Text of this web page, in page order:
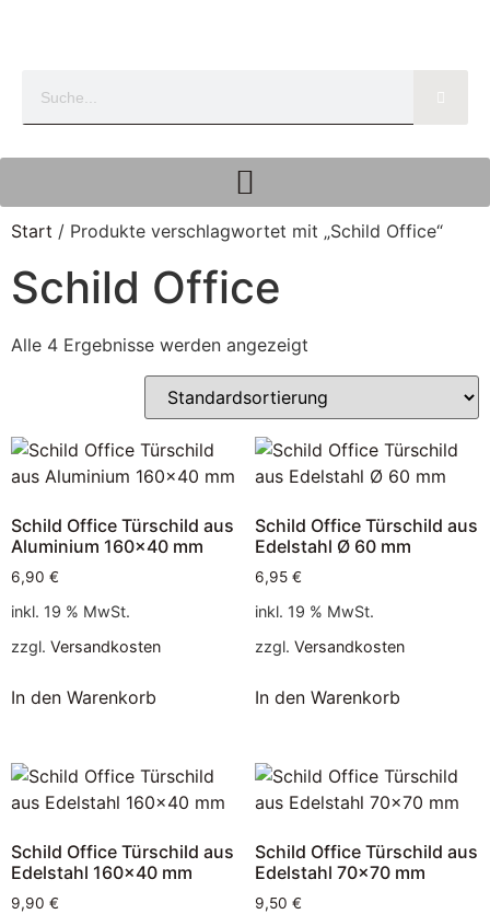
Start / Produkte verschlagwortet mit „Schild Office“
Schild Office
Alle 4 Ergebnisse werden angezeigt
Schild Office Türschild aus
Aluminium 160×40 mm
6,90 €
inkl. 19 % MwSt.
zzgl. Versandkosten
In den Warenkorb
Schild Office Türschild aus
Edelstahl Ø 60 mm
6,95 €
inkl. 19 % MwSt.
zzgl. Versandkosten
In den Warenkorb
Schild Office Türschild aus
Edelstahl 160×40 mm
9,90 €
Schild Office Türschild aus
Edelstahl 70×70 mm
9,50 €